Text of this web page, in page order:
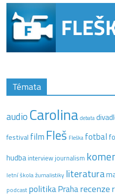
Témata
audio Carolina debata
festival film Fleš Fleška fotbal
hudba interview journalism
letní škola žurnalistiky literatura
podcast politikaPraharecenze